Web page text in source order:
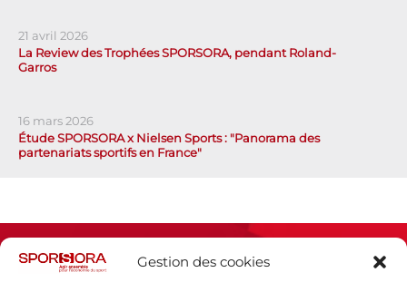
Gestion des cookies
21 avril 2026
La Review des Trophées SPORSORA, pendant Roland-
Garros
16 mars 2026
Étude SPORSORA x Nielsen Sports : "Panorama des
partenariats sportifs en France"